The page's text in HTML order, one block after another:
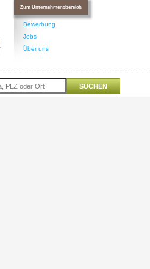
Zum Unternehmensbereich
Bewerbung
Jobs
Über uns